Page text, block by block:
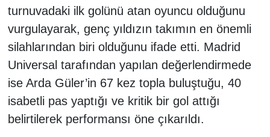
turnuvadaki ilk golünü atan oyuncu olduğunu
vurgulayarak, genç yıldızın takımın en önemli
silahlarından biri olduğunu ifade etti. Madrid
Universal tarafından yapılan değerlendirmede
ise Arda Güler’in 67 kez topla buluştuğu, 40
isabetli pas yaptığı ve kritik bir gol attığı
belirtilerek performansı öne çıkarıldı.